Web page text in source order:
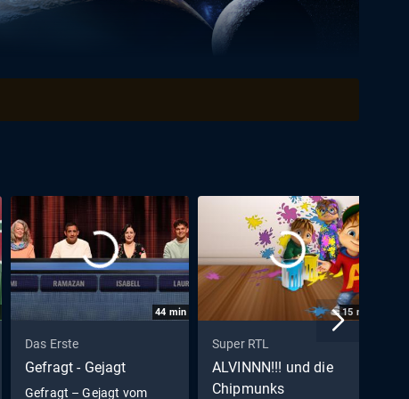
44 min
Das Erste
Gefragt - Gejagt
Gefragt – Gejagt vom
15 min
Super RTL
ALVINNN!!! und die
Chipmunks